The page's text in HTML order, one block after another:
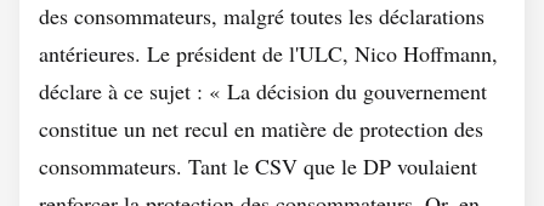
des consommateurs, malgré toutes les déclarations
antérieures. Le président de l'ULC, Nico Hoffmann,
déclare à ce sujet : « La décision du gouvernement
constitue un net recul en matière de protection des
consommateurs. Tant le CSV que le DP voulaient